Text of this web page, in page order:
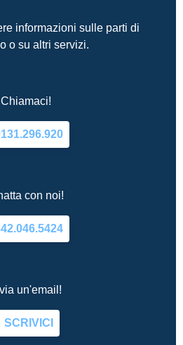
informazioni sulle parti di
o su altri servizi.
Chiamaci!
con noi!
un'email!
SCRIVICI